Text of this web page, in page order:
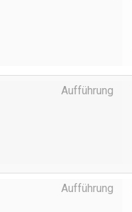
Aufführung
Aufführung